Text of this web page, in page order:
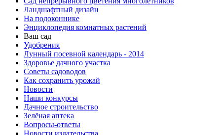
Ландшафтный дизайн
На подоконнике
Энциклопедия комнатных растений
Ваш сад
Удобрения
Лунный посевной календарь - 2014
Здоровье дачного участка
Советы садоводов
Как сохранить урожай
Новости
Наши конкурсы
Дачное строительство
Зелёная аптека
Вопросы-ответы
Новости издательства